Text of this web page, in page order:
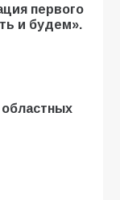
первого
и будем».
областных